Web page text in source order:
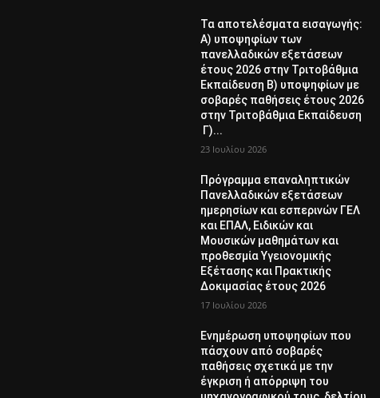
Τα αποτελέσματα εισαγωγής:
Α) υποψηφίων των
πανελλαδικών εξετάσεων
έτους 2026 στην Τριτοβάθμια
Εκπαίδευση Β) υποψηφίων με
σοβαρές παθήσεις έτους 2026
στην Τριτοβάθμια Εκπαίδευση
Γ)...
23 Ιουλίου 2026
Πρόγραμμα επαναληπτικών
Πανελλαδικών εξετάσεων
ημερησίων και εσπερινών ΓΕΛ
και ΕΠΑΛ, Ειδικών και
Μουσικών μαθημάτων και
προθεσμία Υγειονομικής
Εξέτασης και Πρακτικής
Δοκιμασίας έτους 2026
17 Ιουλίου 2026
Ενημέρωση υποψηφίων που
πάσχουν από σοβαρές
παθήσεις σχετικά με την
έγκριση ή απόρριψη του